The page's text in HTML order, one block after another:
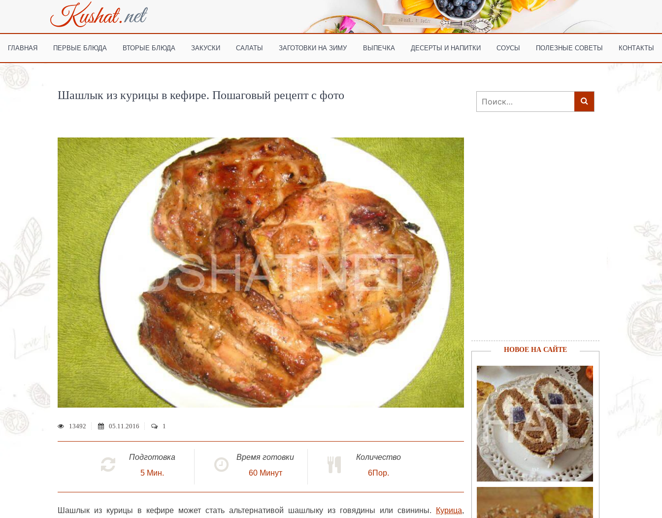
ГЛАВНАЯ ПЕРВЫЕ БЛЮДА ВТОРЫЕ БЛЮДА ЗАКУСКИ САЛАТЫ ЗАГОТОВКИ НА ЗИМУ ВЫПЕЧКА ДЕСЕРТЫ И НАПИТКИ СОУСЫ ПОЛЕЗНЫЕ СОВЕТЫ КОНТАКТЫ
Шашлык из курицы в кефире. Пошаговый рецепт с фото
13492 05.11.2016 1
Подготовка
5 Мин.
Время готовки
60 Минут
Количество
6Пор.
Шашлык из курицы в кефире может стать альтернативой шашлыку из говядины или свинины. Курица,
Найти:
НОВОЕ НА САЙТЕ